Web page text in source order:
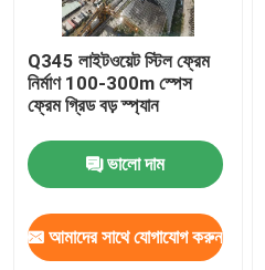
স্টেডিয়াম ইস্পাত কাঠামো
গুদাম ছাদ গঠন
ধাতু ছাদ রক্ষণাবেক্ষণ
Q345 লাইটওয়েট স্টিল ফ্রেম
নির্মাণ 100-300m স্পেস
ফ্রেম গ্রিড বড় স্প্যান
ভালো দাম
আমাদের সাথে যোগাযোগ করুন